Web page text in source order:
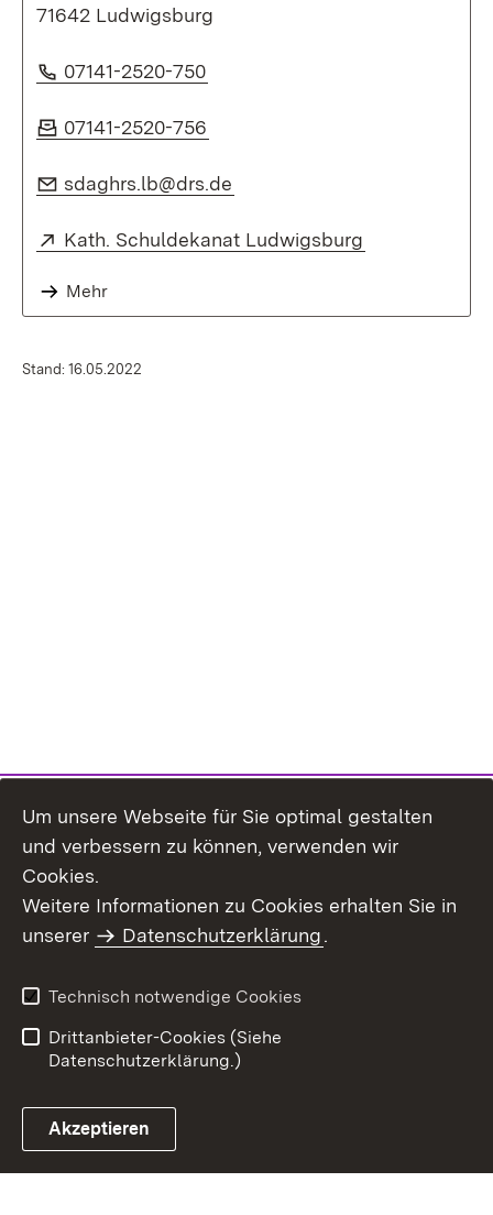
71642 Ludwigsburg
Telefon:
07141-2520-750
Fax:
07141-2520-756
E-Mail:
sdaghrs.lb@drs.de
Extern:
Kath. Schuldekanat Ludwigsburg
Mehr
Stand: 16.05.2022
Benutzungshinweise
Erklärung zur
Um unsere Webseite für Sie optimal gestalten
und verbessern zu können, verwenden wir
Cookies.
Weitere Informationen zu Cookies erhalten Sie in
unserer
Datenschutzerklärung.
Technisch notwendige Cookies
Drittanbieter-Cookies (Siehe
Datenschutzerklärung.)
Akzeptieren